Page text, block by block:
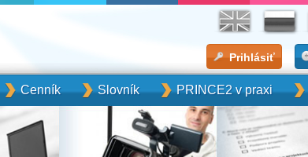
Prihlásiť
Cenník Slovník PRINCE2 v praxi